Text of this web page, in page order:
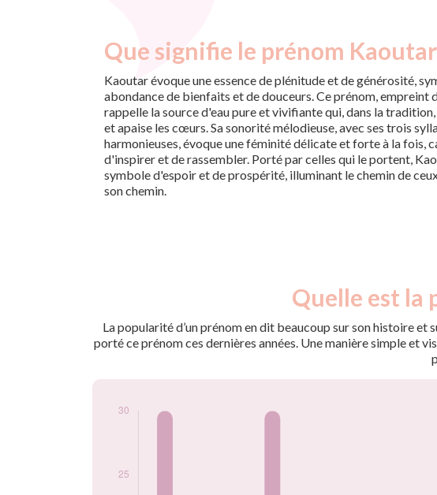
Que signifie le prénom Kaoutar
Kaoutar évoque une essence de plénitude et de générosité,
abondance de bienfaits et de douceurs. Ce prénom, empreint
rappelle la source d'eau pure et vivifiante qui, dans la
et apaise les cœurs. Sa sonorité mélodieuse, avec ses trois
harmonieuses, évoque une féminité délicate et forte à la fois,
d'inspirer et de rassembler. Porté par celles qui le portent,
symbole d'espoir et de prospérité, illuminant le chemin de
son chemin.
Quelle est la
La popularité d’un prénom en dit beaucoup sur son histoire
porté ce prénom ces dernières années. Une manière simple et
2009
25
2010
30
2014
15
2018